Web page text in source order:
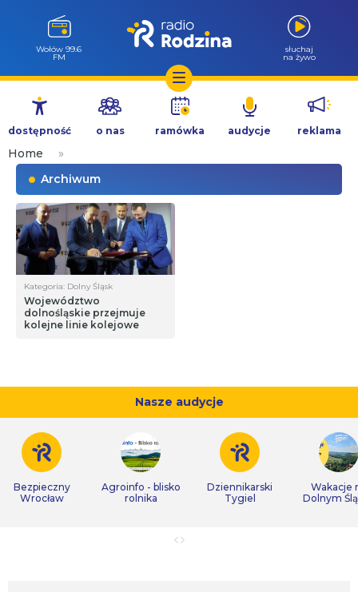
Przejdź
treści
Wołów 99.6
FM
słuchaj
na żywo
dostępność o nas ramówka audycje reklama
Home
»
Archiwum
Kategoria: Dolny Śląsk
Województwo
dolnośląskie przejmuje
kolejne linie kolejowe
Nasze audycje
Bezpieczny
Wrocław
Agroinfo - blisko
rolnika
Dziennikarski
Tygiel
Wakacje
Dolnym